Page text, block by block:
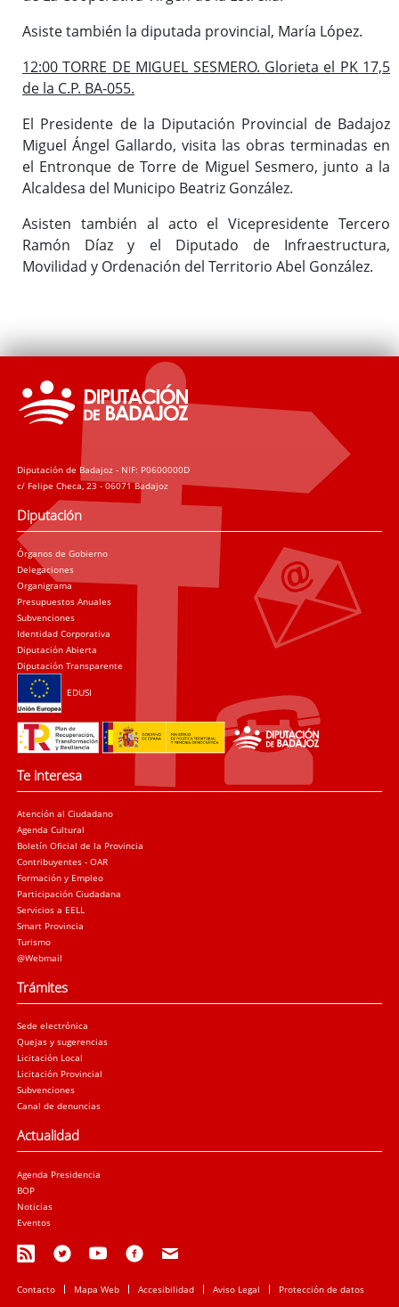
Asiste también la diputada provincial, María López.
12:00 TORRE DE MIGUEL SESMERO. Glorieta el PK 17,5
de la C.P. BA-055.
El Presidente de la Diputación Provincial de Badajoz
Miguel Ángel Gallardo, visita las obras terminadas en
el Entronque de Torre de Miguel Sesmero, junto a la
Alcaldesa del Municipo Beatriz González.
Asisten también al acto el Vicepresidente Tercero
Ramón Díaz y el Diputado de Infraestructura,
Movilidad y Ordenación del Territorio Abel González.
Diputación de Badajoz - NIF: P0600000D
c/ Felipe Checa, 23 - 06071 Badajoz
Diputación
Órganos de Gobierno
Delegaciones
Organigrama
Presupuestos Anuales
Subvenciones
Identidad Corporativa
Diputación Abierta
Diputación Transparente
EDUSI
Te interesa
Atención al Ciudadano
Agenda Cultural
Boletín Oficial de la Provincia
Contribuyentes - OAR
Formación y Empleo
Participación Ciudadana
Servicios a EELL
Smart Provincia
Turismo
@Webmail
Trámites
Sede electrónica
Quejas y sugerencias
Licitación Local
Licitación Provincial
Subvenciones
Canal de denuncias
Actualidad
Agenda Presidencia
BOP
Noticias
Eventos
Contacto Mapa Web Accesibilidad Aviso Legal Protección de datos